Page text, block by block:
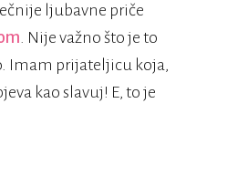
ljubavne priče
. Nije važno što je to
Imam prijateljicu koja,
kao slavuj! E, to je